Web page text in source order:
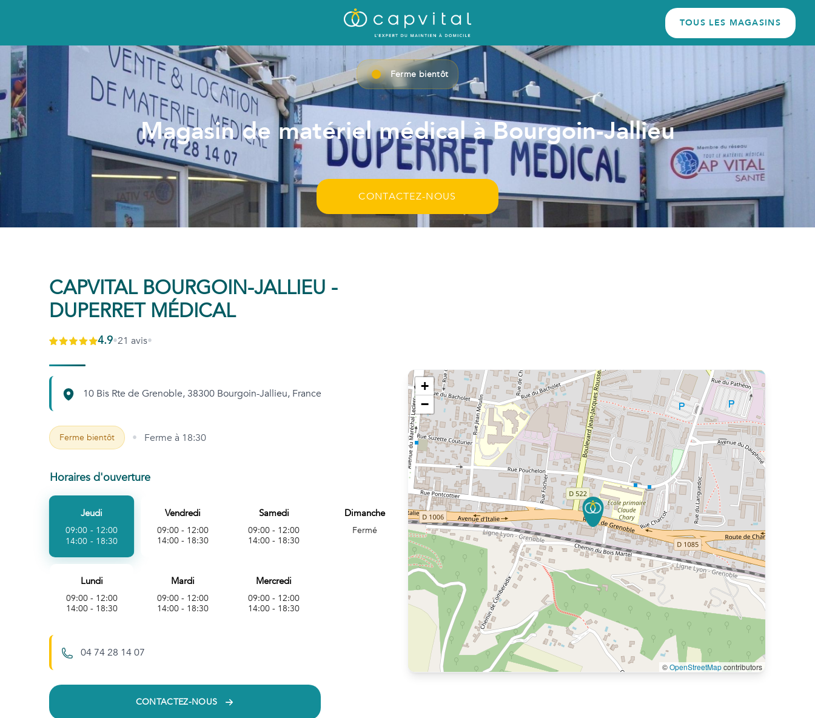
TOUS LES MAGASINS
Ferme bientôt
Magasin de matériel médical à Bourgoin-Jallieu
CONTACTEZ-NOUS
CAPVITAL BOURGOIN-JALLIEU -
DUPERRET MÉDICAL
4.9•21 avis•
10 Bis Rte de Grenoble, 38300 Bourgoin-Jallieu, France
Ferme bientôt • Ferme à 18:30
Horaires d'ouverture
Jeudi
09:00 - 12:00
14:00 - 18:30
Vendredi
09:00 - 12:00
14:00 - 18:30
Samedi
09:00 - 12:00
14:00 - 18:30
Dimanche
Fermé
Lundi
09:00 - 12:00
14:00 - 18:30
Mardi
09:00 - 12:00
14:00 - 18:30
Mercredi
09:00 - 12:00
14:00 - 18:30
04 74 28 14 07
CONTACTEZ-NOUS
+
−
©OpenStreetMapcontributors